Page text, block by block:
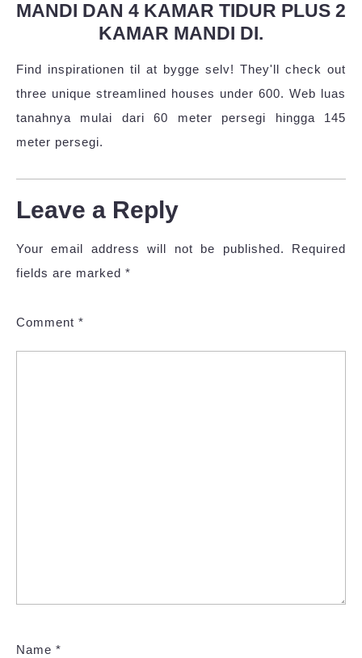
MANDI DAN 4 KAMAR TIDUR PLUS 2
KAMAR MANDI DI.
Find inspirationen til at bygge selv! They'll check out
three unique streamlined houses under 600. Web luas
tanahnya mulai dari 60 meter persegi hingga 145
meter persegi.
Leave a Reply
Your email address will not be published.
Required
fields are marked *
Comment *
Name *